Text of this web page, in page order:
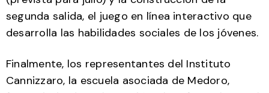
segunda salida, el juego en línea interactivo que
desarrolla las habilidades sociales de los jóvenes.
Finalmente, los representantes del Instituto
Cannizzaro, la escuela asociada de Medoro,